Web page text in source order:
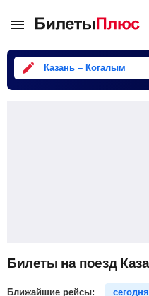
Казань – Когалым
Билеты на поезд
Ближайшие рейсы: сегодня